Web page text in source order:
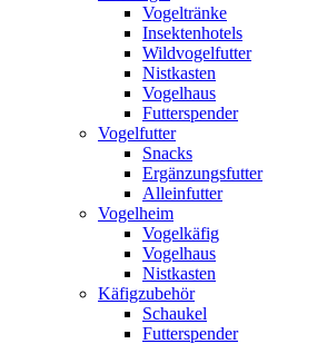
Vogeltränke
Insektenhotels
Wildvogelfutter
Nistkasten
Vogelhaus
Futterspender
Vogelfutter
Snacks
Ergänzungsfutter
Alleinfutter
Vogelheim
Vogelkäfig
Vogelhaus
Nistkasten
Käfigzubehör
Schaukel
Futterspender